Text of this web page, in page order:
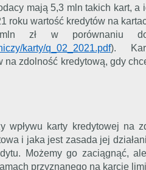
mają 5,3 mln takich kart,
roku wartość kredytów na
zł w porównaniu
karty/q_02_2021.pdf).
na zdolność kredytową, gdy
wpływu karty kredytowej na
i jaka jest zasada jej
Możemy go zaciągnąć,
przyznanego na karcie